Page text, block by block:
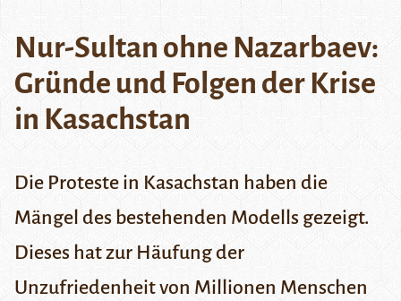
Nur-Sultan ohne Nazarbaev:
Gründe und Folgen der Krise
in Kasachstan
Die Proteste in Kasachstan haben die
Mängel des bestehenden Modells gezeigt.
Dieses hat zur Häufung der
Unzufriedenheit von Millionen Menschen